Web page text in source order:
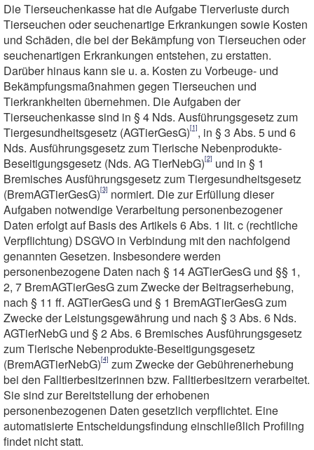
Die Tierseuchenkasse hat die Aufgabe Tierverluste durch
Tierseuchen oder seuchenartige Erkrankungen sowie Kosten
und Schäden, die bei der Bekämpfung von Tierseuchen oder
seuchenartigen Erkrankungen entstehen, zu erstatten.
Darüber hinaus kann sie u. a. Kosten zu Vorbeuge- und
Bekämpfungsmaßnahmen gegen Tierseuchen und
Tierkrankheiten übernehmen. Die Aufgaben der
Tierseuchenkasse sind in § 4 Nds. Ausführungsgesetz zum
Tiergesundheitsgesetz (AGTierGesG)[1], in § 3 Abs. 5 und 6
Nds. Ausführungsgesetz zum Tierische Nebenprodukte-
Beseitigungsgesetz (Nds. AG TierNebG)[2] und in § 1
Bremisches Ausführungsgesetz zum Tiergesundheitsgesetz
(BremAGTierGesG)[3] normiert. Die zur Erfüllung dieser
Aufgaben notwendige Verarbeitung personenbezogener
Daten erfolgt auf Basis des Artikels 6 Abs. 1 lit. c (rechtliche
Verpflichtung) DSGVO in Verbindung mit den nachfolgend
genannten Gesetzen. Insbesondere werden
personenbezogene Daten nach § 14 AGTierGesG und §§ 1,
2, 7 BremAGTierGesG zum Zwecke der Beitragserhebung,
nach § 11 ff. AGTierGesG und § 1 BremAGTierGesG zum
Zwecke der Leistungsgewährung und nach § 3 Abs. 6 Nds.
AGTierNebG und § 2 Abs. 6 Bremisches Ausführungsgesetz
zum Tierische Nebenprodukte-Beseitigungsgesetz
(BremAGTierNebG)[4] zum Zwecke der Gebührenerhebung
bei den Falltierbesitzerinnen bzw. Falltierbesitzern verarbeitet.
Sie sind zur Bereitstellung der erhobenen
personenbezogenen Daten gesetzlich verpflichtet. Eine
automatisierte Entscheidungsfindung einschließlich Profiling
findet nicht statt.